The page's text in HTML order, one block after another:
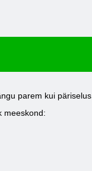
parem kui päriselus.
meeskond: